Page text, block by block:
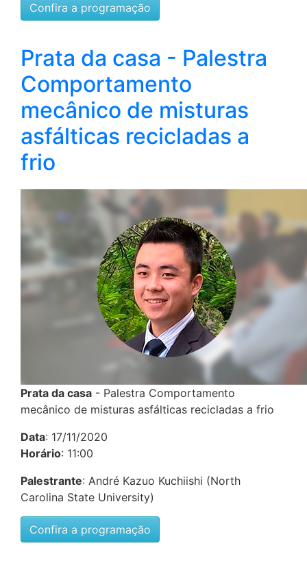
Confira a programação
Prata da casa - Palestra
Comportamento
mecânico de misturas
asfálticas recicladas a
frio
Prata da casa - Palestra Comportamento
mecânico de misturas asfálticas recicladas a frio
Data: 17/11/2020
Horário: 11:00
Palestrante: André Kazuo Kuchiishi (North
Carolina State University)
Confira a programação